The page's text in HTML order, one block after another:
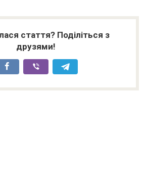
стаття? Поділіться з
друзями!